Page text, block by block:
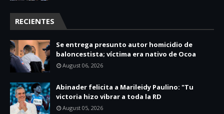
RECIENTES
Se entrega presunto autor homicidio de
baloncestista; víctima era nativo de Ocoa
August 06, 2026
Abinader felicita a Marileidy Paulino: "Tu
victoria hizo vibrar a toda la RD
August 05, 2026